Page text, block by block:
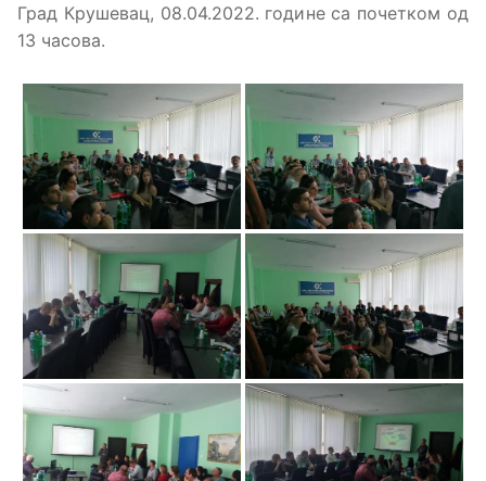
Град Крушевац, 08.04.2022. године са почетком од
13 часова.